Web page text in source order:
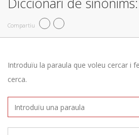
Compartiu
Introduïu la paraula que voleu cercar i
cerca.